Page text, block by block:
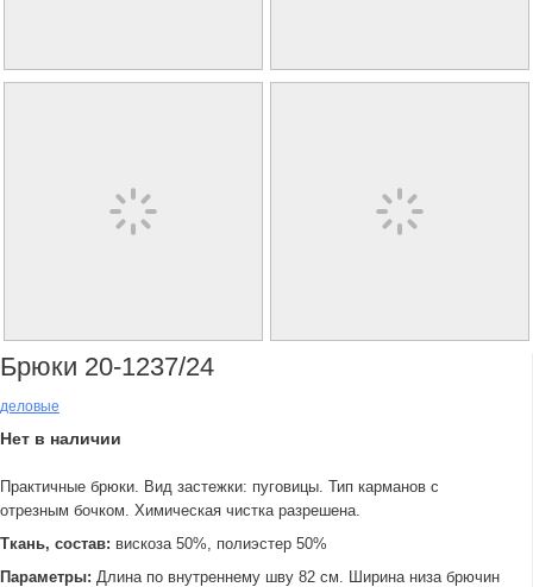
Брюки 20-1237/24
деловые
Нет в наличии
Практичные брюки. Вид застежки: пуговицы. Тип карманов с
отрезным бочком. Химическая чистка разрешена.
Ткань, состав: вискоза 50%, полиэстер 50%
Параметры: Длина по внутреннему шву 82 см. Ширина низа брючин